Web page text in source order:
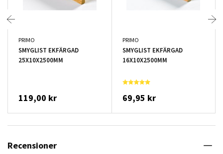
PRIMO
SMYGLIST EKFÄRGAD
25X10X2500MM
119,00 kr
PRIMO
SMYGLIST EKFÄRGAD
16X10X2500MM
69,95 kr
Recensioner